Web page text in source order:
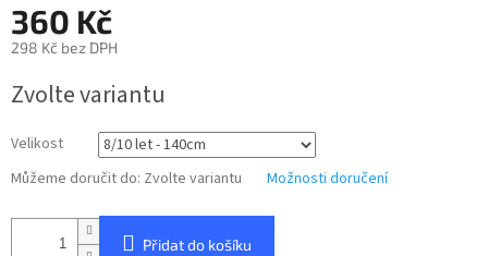
360 Kč
298 Kč bez DPH
cena:
Zvolte variantu
Velikost
Můžeme doručit do: Zvolte variantu Možnosti doručení
Přidat do košíku